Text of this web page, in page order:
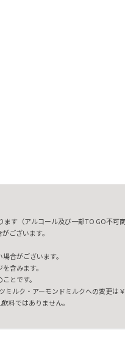
す（アルコール及び一部TO GO不可
ございます。
合がございます。
含みます。
とです。
ルク・アーモンドミルクへの変更は￥
料ではありません。